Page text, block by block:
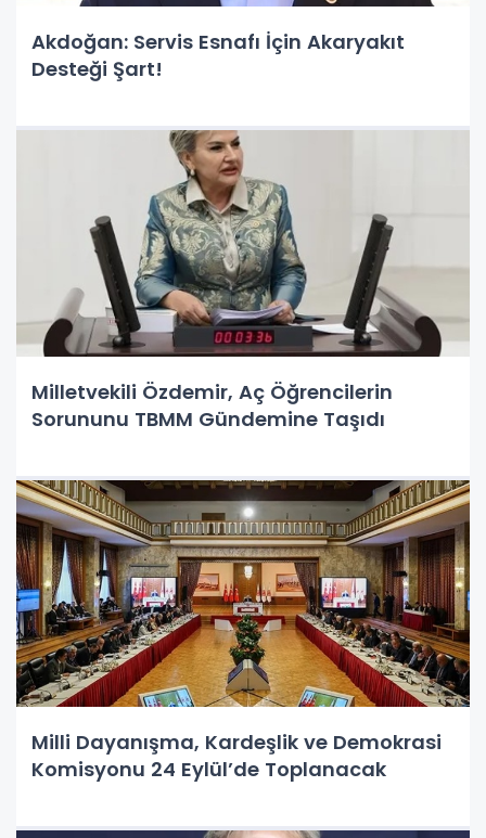
Akdoğan: Servis Esnafı İçin Akaryakıt
Desteği Şart!
Milletvekili Özdemir, Aç Öğrencilerin
Sorununu TBMM Gündemine Taşıdı
Milli Dayanışma, Kardeşlik ve Demokrasi
Komisyonu 24 Eylül’de Toplanacak